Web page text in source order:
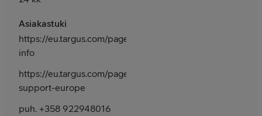
Asiakastuki
https://eu.targus.com/pages/contact-
info
https://eu.targus.com/pages/email-
support-europe
puh. +358 922948016